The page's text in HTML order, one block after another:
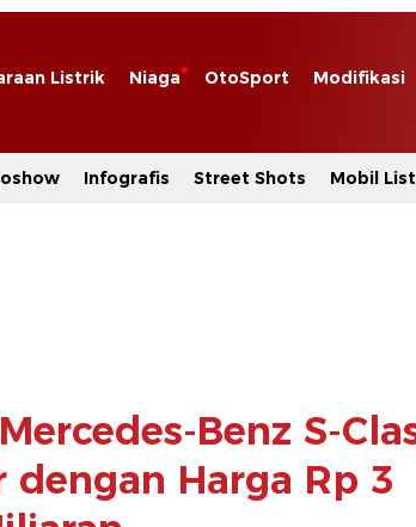
Listrik Niaga OtoSport Modifikasi
Infografis Street Shots Mobil
Benz S-
Harga Rp 3